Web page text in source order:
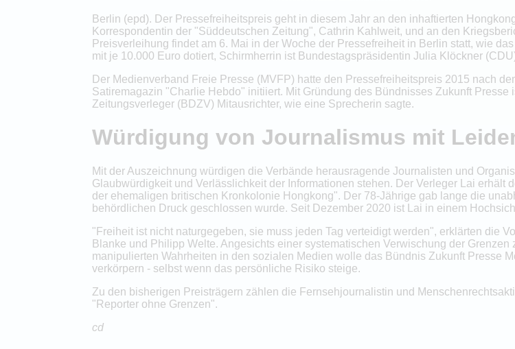
Berlin (epd). Der Pressefreiheitspreis geht in diesem Jahr an den inhaftierten
Korrespondentin der "Süddeutschen Zeitung", Cathrin Kahlweit, und an den
Preisverleihung findet am 6. Mai in der Woche der Pressefreiheit in Berlin statt, wie
mit je 10.000 Euro dotiert, Schirmherrin ist Bundestagspräsidentin Julia Klöckner
Der Medienverband Freie Presse (MVFP) hatte den Pressefreiheitspreis 2015 nach
Satiremagazin "Charlie Hebdo" initiiert. Mit Gründung des Bündnisses Zukunft
Zeitungsverleger (BDZV) Mitausrichter, wie eine Sprecherin sagte.
Würdigung von Journalismus mit
Mit der Auszeichnung würdigen die Verbände herausragende Journalisten und
Glaubwürdigkeit und Verlässlichkeit der Informationen stehen. Der Verleger Lai erhält
der ehemaligen britischen Kronkolonie Hongkong". Der 78-Jährige gab lange die
behördlichen Druck geschlossen wurde. Seit Dezember 2020 ist Lai in einem
"Freiheit ist nicht naturgegeben, sie muss jeden Tag verteidigt werden", erklärten die
Blanke und Philipp Welte. Angesichts einer systematischen Verwischung der
manipulierten Wahrheiten in den sozialen Medien wolle das Bündnis Zukunft Presse
verkörpern - selbst wenn das persönliche Risiko steige.
Zu den bisherigen Preisträgern zählen die Fernsehjournalistin und
"Reporter ohne Grenzen".
cd